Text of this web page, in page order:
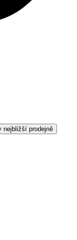
nejbližší prodejně